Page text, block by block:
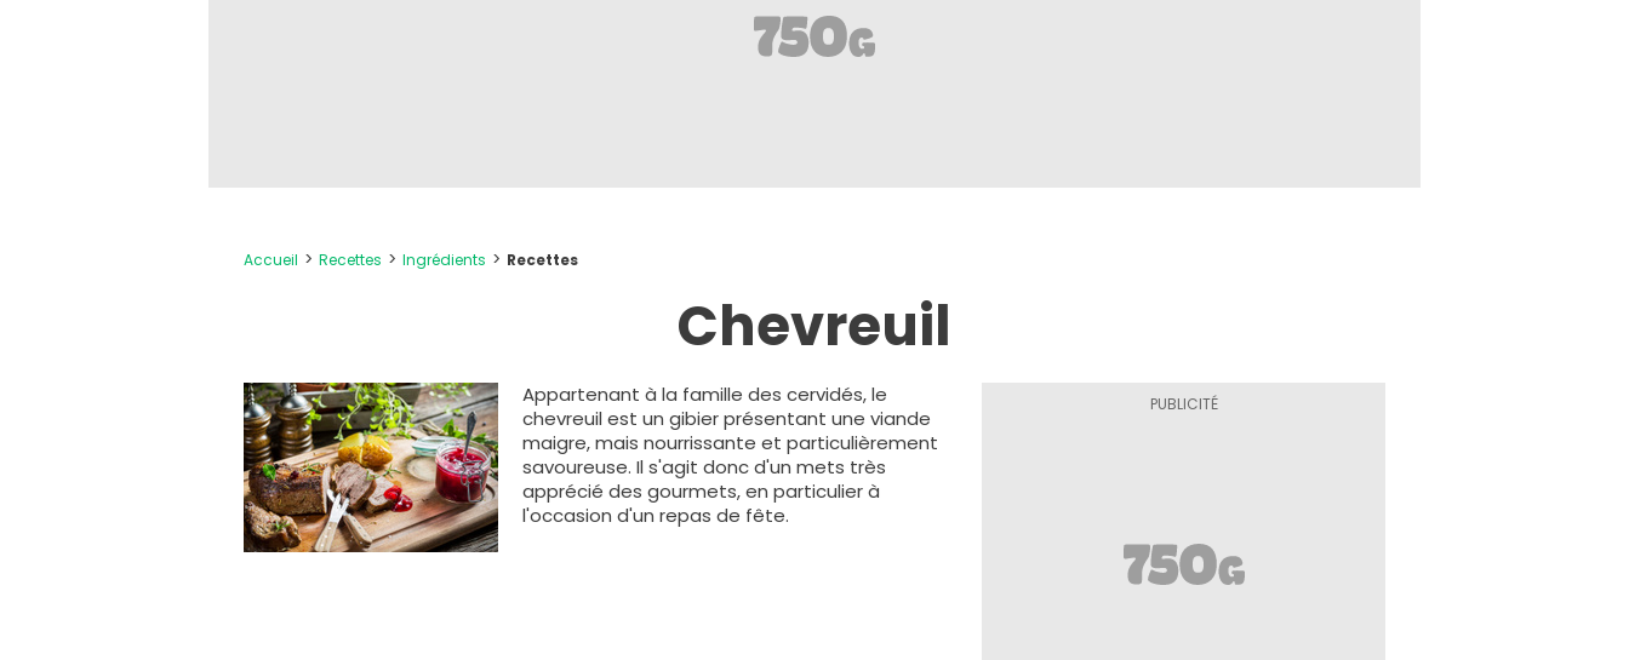
Accueil Recettes Ingrédients Recettes
Chevreuil
Appartenant à la famille des cervidés, le
chevreuil est un gibier présentant une viande
maigre, mais nourrissante et particulièrement
savoureuse. Il s'agit donc d'un mets très
apprécié des gourmets, en particulier à
l'occasion d'un repas de fête.